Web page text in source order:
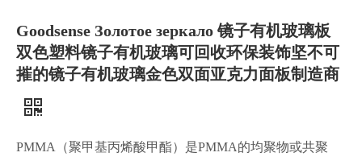
Goodsense Золотое зеркало 镜子有机玻璃板
双色塑料镜子有机玻璃可回收环保装饰坚不可
摧的镜子有机玻璃金色双面亚克力面板制造商
PMMA（聚甲基丙烯酸甲酯）是PMMA的均聚物或共聚